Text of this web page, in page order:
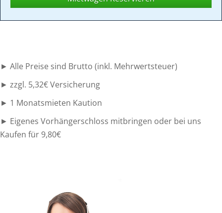
► Alle Preise sind Brutto (inkl. Mehrwertsteuer)
► zzgl. 5,32€ Versicherung
► 1 Monatsmieten Kaution
► Eigenes Vorhängerschloss mitbringen oder bei uns
Kaufen für 9,80€